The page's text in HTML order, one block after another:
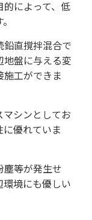
によって、低
鉛直撹拌混合で
盤に与える変
工ができま
シンとしてお
優れていま
塵等が発生せ
境にも優しい